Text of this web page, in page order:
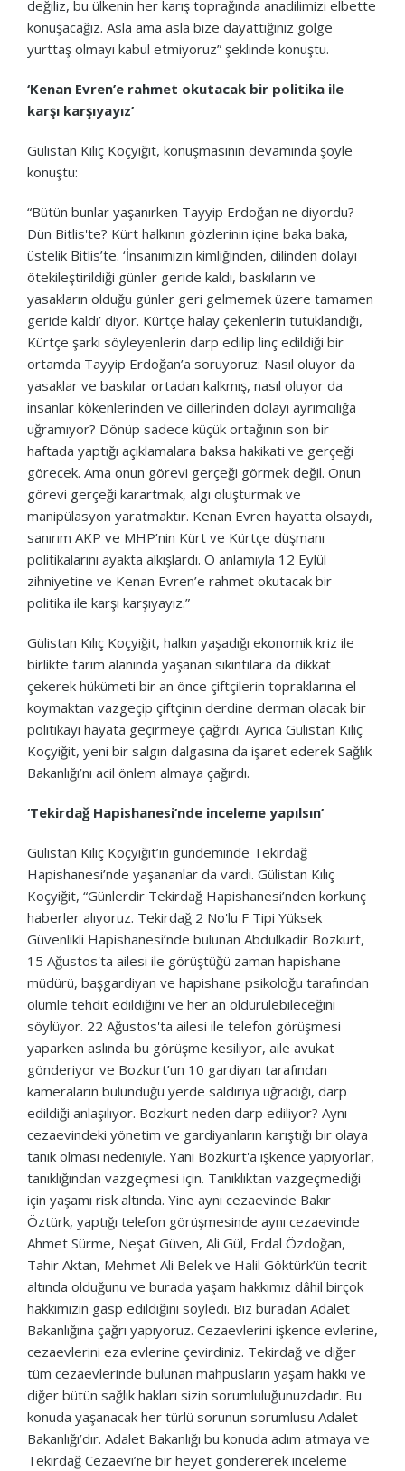
değiliz, bu ülkenin her karış toprağında anadilimizi elbette
konuşacağız. Asla ama asla bize dayattığınız gölge
yurttaş olmayı kabul etmiyoruz” şeklinde konuştu.
‘Kenan Evren’e rahmet okutacak bir politika ile
karşı karşıyayız’
Gülistan Kılıç Koçyiğit, konuşmasının devamında şöyle
konuştu:
“Bütün bunlar yaşanırken Tayyip Erdoğan ne diyordu?
Dün Bitlis'te? Kürt halkının gözlerinin içine baka baka,
üstelik Bitlis’te. ‘İnsanımızın kimliğinden, dilinden dolayı
ötekileştirildiği günler geride kaldı, baskıların ve
yasakların olduğu günler geri gelmemek üzere tamamen
geride kaldı’ diyor. Kürtçe halay çekenlerin tutuklandığı,
Kürtçe şarkı söyleyenlerin darp edilip linç edildiği bir
ortamda Tayyip Erdoğan’a soruyoruz: Nasıl oluyor da
yasaklar ve baskılar ortadan kalkmış, nasıl oluyor da
insanlar kökenlerinden ve dillerinden dolayı ayrımcılığa
uğramıyor? Dönüp sadece küçük ortağının son bir
haftada yaptığı açıklamalara baksa hakikati ve gerçeği
görecek. Ama onun görevi gerçeği görmek değil. Onun
görevi gerçeği karartmak, algı oluşturmak ve
manipülasyon yaratmaktır. Kenan Evren hayatta olsaydı,
sanırım AKP ve MHP’nin Kürt ve Kürtçe düşmanı
politikalarını ayakta alkışlardı. O anlamıyla 12 Eylül
zihniyetine ve Kenan Evren’e rahmet okutacak bir
politika ile karşı karşıyayız.”
Gülistan Kılıç Koçyiğit, halkın yaşadığı ekonomik kriz ile
birlikte tarım alanında yaşanan sıkıntılara da dikkat
çekerek hükümeti bir an önce çiftçilerin topraklarına el
koymaktan vazgeçip çiftçinin derdine derman olacak bir
politikayı hayata geçirmeye çağırdı. Ayrıca Gülistan Kılıç
Koçyiğit, yeni bir salgın dalgasına da işaret ederek Sağlık
Bakanlığı’nı acil önlem almaya çağırdı.
‘Tekirdağ Hapishanesi’nde inceleme yapılsın’
Gülistan Kılıç Koçyiğit’in gündeminde Tekirdağ
Hapishanesi’nde yaşananlar da vardı. Gülistan Kılıç
Koçyiğit, “Günlerdir Tekirdağ Hapishanesi’nden korkunç
haberler alıyoruz. Tekirdağ 2 No'lu F Tipi Yüksek
Güvenlikli Hapishanesi’nde bulunan Abdulkadir Bozkurt,
15 Ağustos'ta ailesi ile görüştüğü zaman hapishane
müdürü, başgardiyan ve hapishane psikoloğu tarafından
ölümle tehdit edildiğini ve her an öldürülebileceğini
söylüyor. 22 Ağustos'ta ailesi ile telefon görüşmesi
yaparken aslında bu görüşme kesiliyor, aile avukat
gönderiyor ve Bozkurt’un 10 gardiyan tarafından
kameraların bulunduğu yerde saldırıya uğradığı, darp
edildiği anlaşılıyor. Bozkurt neden darp ediliyor? Aynı
cezaevindeki yönetim ve gardiyanların karıştığı bir olaya
tanık olması nedeniyle. Yani Bozkurt'a işkence yapıyorlar,
tanıklığından vazgeçmesi için. Tanıklıktan vazgeçmediği
için yaşamı risk altında. Yine aynı cezaevinde Bakır
Öztürk, yaptığı telefon görüşmesinde aynı cezaevinde
Ahmet Sürme, Neşat Güven, Ali Gül, Erdal Özdoğan,
Tahir Aktan, Mehmet Ali Belek ve Halil Göktürk’ün tecrit
altında olduğunu ve burada yaşam hakkımız dâhil birçok
hakkımızın gasp edildiğini söyledi. Biz buradan Adalet
Bakanlığına çağrı yapıyoruz. Cezaevlerini işkence evlerine,
cezaevlerini eza evlerine çevirdiniz. Tekirdağ ve diğer
tüm cezaevlerinde bulunan mahpusların yaşam hakkı ve
diğer bütün sağlık hakları sizin sorumluluğunuzdadır. Bu
konuda yaşanacak her türlü sorunun sorumlusu Adalet
Bakanlığı’dır. Adalet Bakanlığı bu konuda adım atmaya ve
Tekirdağ Cezaevi’ne bir heyet göndererek inceleme